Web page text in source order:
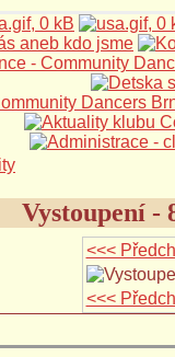
Vystoupení -
<<<
<<<